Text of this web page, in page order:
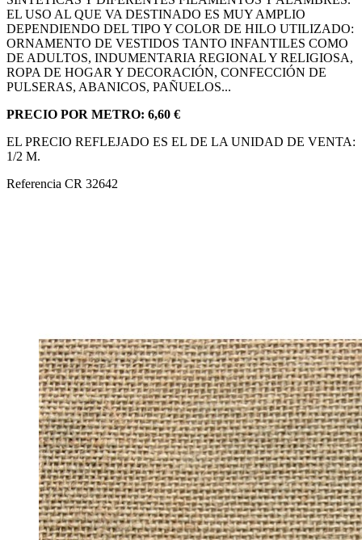
EL USO AL QUE VA DESTINADO ES MUY AMPLIO
DEPENDIENDO DEL TIPO Y COLOR DE HILO UTILIZADO:
ORNAMENTO DE VESTIDOS TANTO INFANTILES COMO
DE ADULTOS, INDUMENTARIA REGIONAL Y RELIGIOSA,
ROPA DE HOGAR Y DECORACIÓN, CONFECCIÓN DE
PULSERAS, ABANICOS, PAÑUELOS...
PRECIO POR METRO: 6,60 €
EL PRECIO REFLEJADO ES EL DE LA UNIDAD DE VENTA:
1/2 M.
Referencia CR 32642